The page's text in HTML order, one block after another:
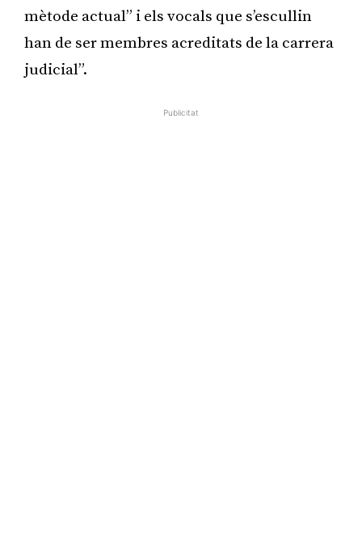
mètode actual” i els vocals que s’escullin
han de ser membres acreditats de la carrera
judicial”.
Publicitat